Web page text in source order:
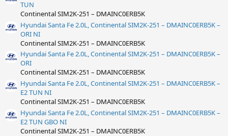
TUN
Continental SIM2K-251 – DMAINC0ERB5K
Hyundai Santa Fe 2.0L, Continental SIM2K-251 – DMAINC0ERB5K –
ORI NI
Continental SIM2K-251 – DMAINC0ERB5K
Hyundai Santa Fe 2.0L, Continental SIM2K-251 – DMAINC0ERB5K –
ORI
Continental SIM2K-251 – DMAINC0ERB5K
Hyundai Santa Fe 2.0L, Continental SIM2K-251 – DMAINC0ERB5K –
E2 TUN NI
Continental SIM2K-251 – DMAINC0ERB5K
Hyundai Santa Fe 2.0L, Continental SIM2K-251 – DMAINC0ERB5K –
E2 TUN GBO NI
Continental SIM2K-251 – DMAINC0ERB5K